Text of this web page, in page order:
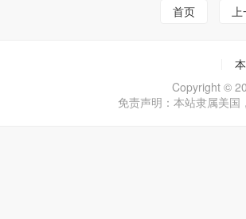
首页
上
Copyright ©
免责声明：本站隶属美